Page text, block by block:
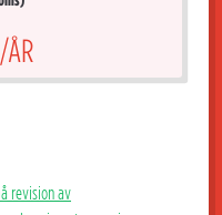
revision av